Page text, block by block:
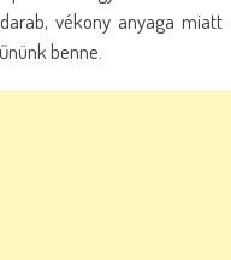
vékony anyaga miatt
benne.